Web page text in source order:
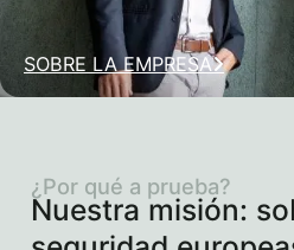
SOBRE LA EMPRESA
Nuestra misión:
¿Por qué a prueba?